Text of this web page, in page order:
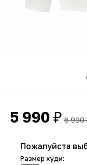
5 990 ₽ 6 990
Пожалуйста
Размер худи: